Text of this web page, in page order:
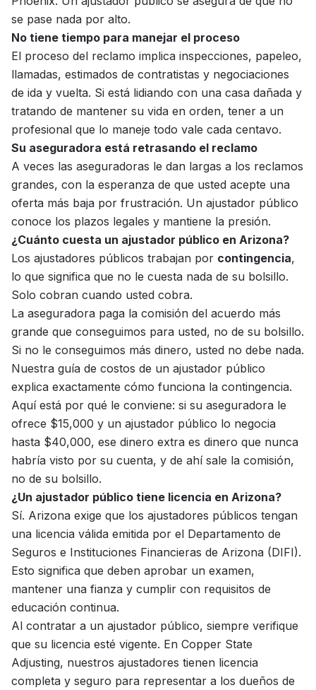
se pase nada por alto.
No tiene tiempo para manejar el proceso
El proceso del reclamo implica inspecciones, papeleo,
llamadas, estimados de contratistas y negociaciones
de ida y vuelta. Si está lidiando con una casa dañada y
tratando de mantener su vida en orden, tener a un
profesional que lo maneje todo vale cada centavo.
Su aseguradora está retrasando el reclamo
A veces las aseguradoras le dan largas a los reclamos
grandes, con la esperanza de que usted acepte una
oferta más baja por frustración. Un ajustador público
conoce los plazos legales y mantiene la presión.
¿Cuánto cuesta un ajustador público en Arizona?
Los ajustadores públicos trabajan por contingencia,
lo que significa que no le cuesta nada de su bolsillo.
Solo cobran cuando usted cobra.
La aseguradora paga la comisión del acuerdo más
grande que conseguimos para usted, no de su bolsillo.
Si no le conseguimos más dinero, usted no debe nada.
Nuestra guía de costos de un ajustador público
explica exactamente cómo funciona la contingencia.
Aquí está por qué le conviene: si su aseguradora le
ofrece $15,000 y un ajustador público lo negocia
hasta $40,000, ese dinero extra es dinero que nunca
habría visto por su cuenta, y de ahí sale la comisión,
no de su bolsillo.
¿Un ajustador público tiene licencia en Arizona?
Sí. Arizona exige que los ajustadores públicos tengan
una licencia válida emitida por el Departamento de
Seguros e Instituciones Financieras de Arizona (DIFI).
Esto significa que deben aprobar un examen,
mantener una fianza y cumplir con requisitos de
educación continua.
Al contratar a un ajustador público, siempre verifique
que su licencia esté vigente. En Copper State
Adjusting, nuestros ajustadores tienen licencia
completa y seguro para representar a los dueños de